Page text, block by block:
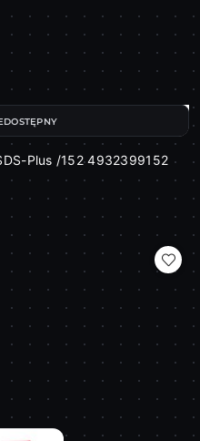
Plus /152 4932399152